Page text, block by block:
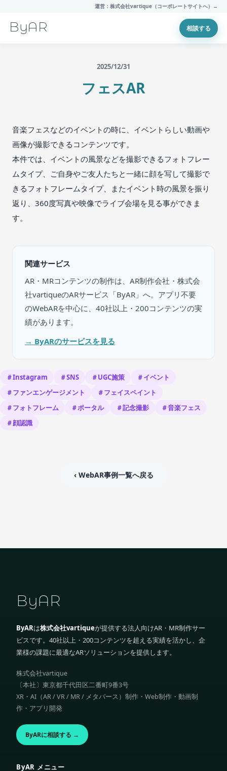
運営：株式会社vartique（コーポレートサイトへ）→
ByAR 相談する
2025/12/31
フェスAR
音楽フェスなどのイベントの時に、イベントらしい動画や
画像が撮影できるコンテンツです。
本件では、イベントの風景などを撮影できるフォトフレー
ムタイプ、ご自身やご友人たちと一緒に顔を写して撮影で
きるフォトフレームタイプ、またイベント時の風景を振り
返り、360度写真や映像でライブ会場を見る事ができま
す。
関連サービス
AR・MRコンテンツの制作は、AR制作会社・株式会
社vartiqueのARサービス「ByAR」へ。アプリ不要
のWebARを中心に、40社以上・200コンテンツの実
績があります。
→ ByARのサービスを見る
＃Instagram ＃SNS ＃UGC施策
＃イベント
＃ファンエンゲージメント
＃フェイスペイント
＃フォトフレーム
＃ポータル ＃記念撮影
＃音楽フェス
＃顔認識
‹ WebAR事例一覧へ戻る
ByAR
ByARは株式会社vartiqueが提供する法人向けAR・MR制作サー
ビスです。40社以上・200コンテンツを超える実績を活かし、企
業様の課題に最適なARソリューションを提供します。
株式会社vartique
〔本社〕東京都千代田区二番町9番3号
XR・AI（AR / VR / MR / メタバース）制作・Web制作・動画制
作・アプリ開発
ByARに相談する →
ByAR メニュー